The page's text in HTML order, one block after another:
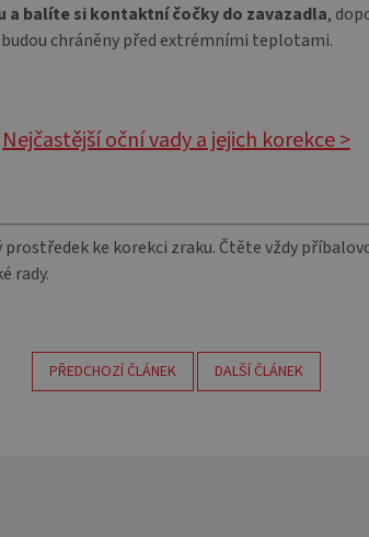
a balíte si kontaktní čočky do zavazadla,
budou chráněny před extrémními teplotami.
Nejčastější oční vady a jejich korekce >
ke korekci zraku. Čtěte vždy
rady.
PŘEDCHOZÍ ČLÁNEK DALŠÍ ČLÁNEK